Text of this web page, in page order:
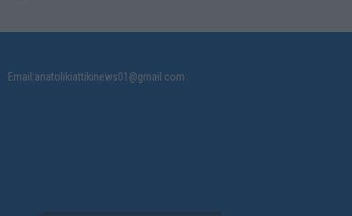
Email:anatolikiattikinews01@gmail.com